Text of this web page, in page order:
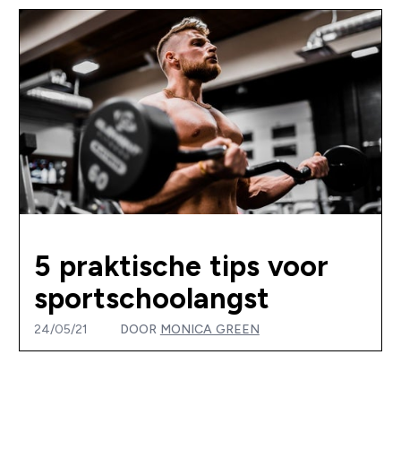
5 praktische tips voor
sportschoolangst
24/05/21 DOOR MONICA GREEN